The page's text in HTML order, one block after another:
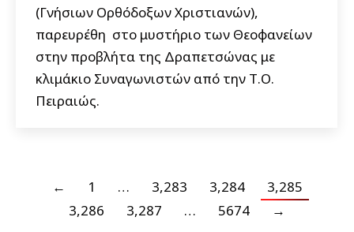
(Γνήσιων Ορθόδοξων Χριστιανών),
παρευρέθη στο μυστήριο των Θεοφανείων
στην προβλήτα της Δραπετσώνας με
κλιμάκιο Συναγωνιστών από την Τ.Ο.
Πειραιώς.
← 1 … 3,283 3,284
3,285
3,286
3,287 … 5674 →